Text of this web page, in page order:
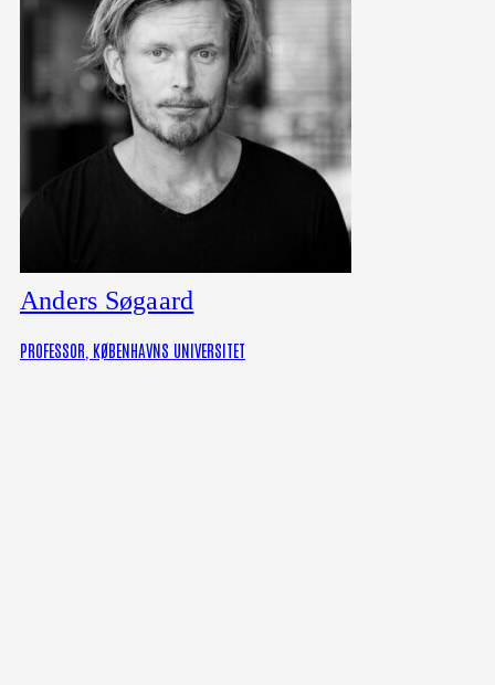
Anders Søgaard
PROFESSOR, KØBENHAVNS UNIVERSITET